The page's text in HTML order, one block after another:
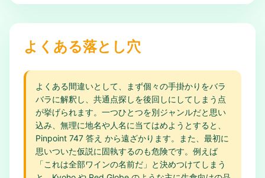
よくある落とし穴
よくある間違いとして、まず個々の手掛かりをバラ
バラに解釈し、共通点探しを後回しにしてしまう点
が挙げられます。一つひとつを別ジャンルだと思い
込み、無理に地名や人名に当てはめようとすると、
Pinpoint 747 答え から遠ざかります。また、最初に
思いついた仮説に固執するのも危険です。例えば
「これは全部ワインの名前だ」と決めつけてしまう